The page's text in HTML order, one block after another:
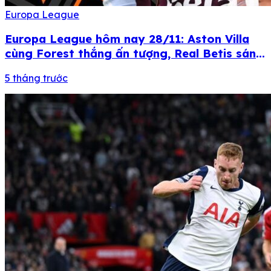
Europa League
Europa League hôm nay 28/11: Aston Villa
cùng Forest thắng ấn tượng, Real Betis sáng
5 tháng trước